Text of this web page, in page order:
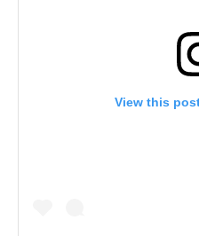
View this